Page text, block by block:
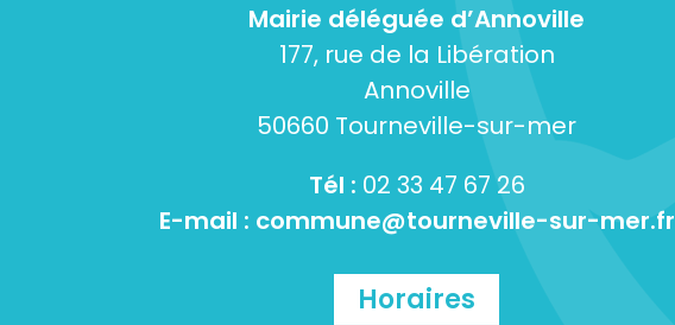
Mairie déléguée d’Annoville
177, rue de la Libération
Annoville
50660 Tourneville-sur-mer
Tél : 02 33 47 67 26
E-mail : commune@tourneville-sur-mer.fr
Horaires